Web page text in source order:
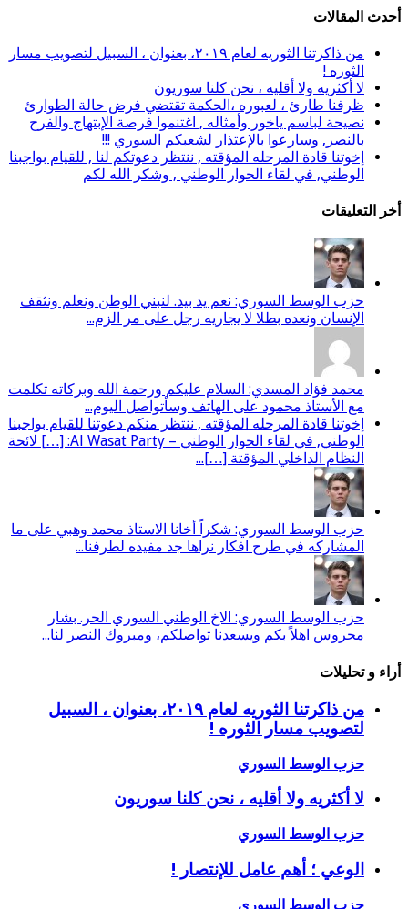
أحدث المقالات
من ذاكرتنا الثوريه لعام ٢٠١٩، بعنوان ، السبيل لتصويب مسار
الثوره !
لا أكثريه ولا أقليه ، نحن كلنا سوريون
ظرفنا طارئ ، لعبوره ،الحكمة تقتضي فرض حالة الطوارئ
نصيحة لباسم ياخور وأمثاله , اغتنموا فرصة الإبتهاج والفرح
بالنصر, وسارعوا بالإعتذار لشعبكم السوري !!!
إخوتنا قادة المرحله المؤقته , ننتظر دعوتكم لنا , للقيام بواجبنا
الوطني, في لقاء الحوار الوطني , وشكر الله لكم
أخر التعليقات
حزب الوسط السوري: نعم يد بيد. لنبني الوطن ونعلم ونثقف
الإنسان ونعده بطلا لا يجاريه رجل على مر الزم...
محمد فؤاد المسدي: السلام عليكم ورحمة الله وبركاته تكلمت
مع الأستاذ محمود على الهاتف وسأتواصل اليوم...
إخوتنا قادة المرحله المؤقته , ننتظر منكم دعوتنا للقيام بواجبنا
الوطني, في لقاء الحوار الوطني – Al Wasat Party: […] لائحة
النظام الداخلي المؤقتة […]...
حزب الوسط السوري: شكراً أخانا الاستاذ محمد وهبي على ما
المشاركه في طرح افكار نراها جد مفيده لطرفنا...
حزب الوسط السوري: الاخ الوطني السوري الحر. بشار
محروس اهلاً بكم ويسعدنا تواصلكم، ومبروك النصر لنا...
أراء و تحليلات
من ذاكرتنا الثوريه لعام ٢٠١٩، بعنوان ، السبيل
لتصويب مسار الثوره !
حزب الوسط السوري
لا أكثريه ولا أقليه ، نحن كلنا سوريون
حزب الوسط السوري
الوعي ؛ أهم عامل للإنتصار !
حزب الوسط السوري